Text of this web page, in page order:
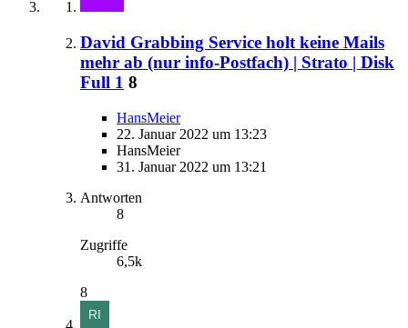
David Grabbing Service holt keine Mails
mehr ab (nur info-Postfach) | Strato | Disk
Full 1 8
HansMeier
22. Januar 2022 um 13:23
HansMeier
31. Januar 2022 um 13:21
Antworten
8
Zugriffe
6,5k
8